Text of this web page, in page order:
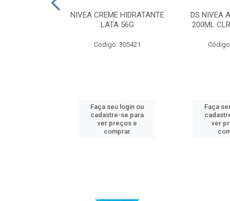
NIVEA CREME HIDRATANTE
LATA 56G
Código: 305421
Faça seu login ou
cadastre-se para
ver preços e
comprar
DS NIVEA
200ML
Faça
ver